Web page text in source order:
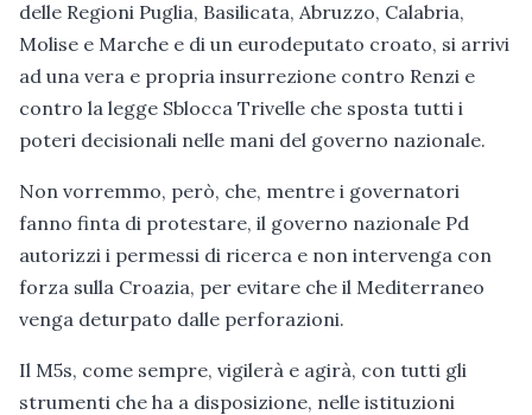
delle Regioni Puglia, Basilicata, Abruzzo, Calabria,
Molise e Marche e di un eurodeputato croato, si arrivi
ad una vera e propria insurrezione contro Renzi e
contro la legge Sblocca Trivelle che sposta tutti i
poteri decisionali nelle mani del governo nazionale.
Non vorremmo, però, che, mentre i governatori
fanno finta di protestare, il governo nazionale Pd
autorizzi i permessi di ricerca e non intervenga con
forza sulla Croazia, per evitare che il Mediterraneo
venga deturpato dalle perforazioni.
Il M5s, come sempre, vigilerà e agirà, con tutti gli
strumenti che ha a disposizione, nelle istituzioni